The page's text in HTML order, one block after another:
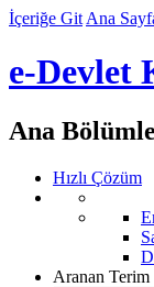
İçeriğe Git Ana
e-Devlet
Ana
Hızlı Çözüm
Aranan Terim